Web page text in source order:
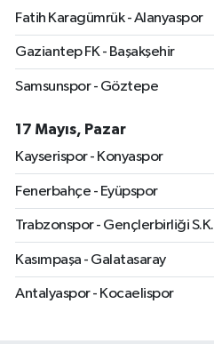
Fatih Karagümrük - Alanyaspor
Gaziantep FK - Başakşehir
Samsunspor - Göztepe
17 Mayıs, Pazar
Kayserispor - Konyaspor
Fenerbahçe - Eyüpspor
Trabzonspor - Gençlerbirliği S.K.
Kasımpaşa - Galatasaray
Antalyaspor - Kocaelispor